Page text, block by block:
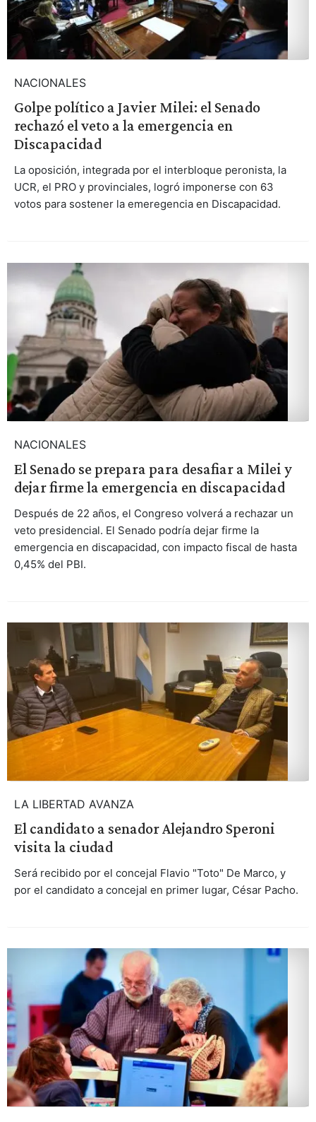
NACIONALES
Golpe político a Javier Milei: el Senado
rechazó el veto a la emergencia en
Discapacidad
La oposición, integrada por el interbloque peronista, la
UCR, el PRO y provinciales, logró imponerse con 63
votos para sostener la emeregencia en Discapacidad.
NACIONALES
El Senado se prepara para desafiar a Milei y
dejar firme la emergencia en discapacidad
Después de 22 años, el Congreso volverá a rechazar un
veto presidencial. El Senado podría dejar firme la
emergencia en discapacidad, con impacto fiscal de hasta
0,45% del PBI.
LA LIBERTAD AVANZA
El candidato a senador Alejandro Speroni
visita la ciudad
Será recibido por el concejal Flavio "Toto" De Marco, y
por el candidato a concejal en primer lugar, César Pacho.